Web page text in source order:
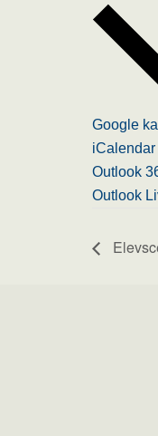
Google
iCalendar
Outlook
Outlook